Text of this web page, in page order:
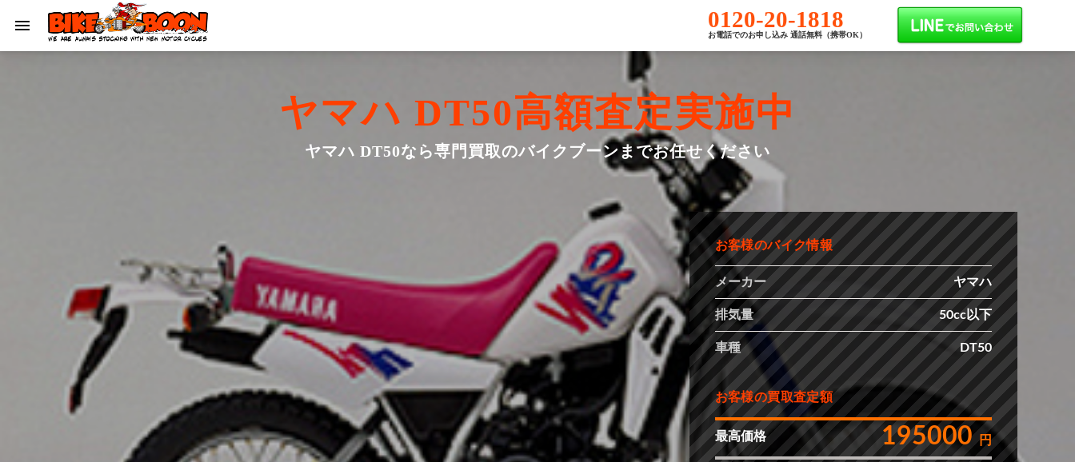
0120-20-1818
お電話でのお申し込み 通話無料（携帯OK）
ヤマハ DT50高額査定実施中
ヤマハ DT50なら専門買取のバイクブーンまでお任せください
お客様のバイク情報
メーカー ヤマハ
排気量 50cc以下
車種 DT50
お客様の買取査定額
最高価格 195000 円